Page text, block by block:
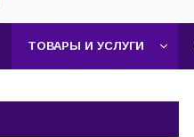
ТОВАРЫ И УСЛУГИ